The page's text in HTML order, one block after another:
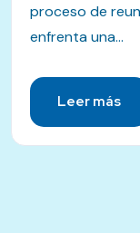
proceso de
enfrenta una...
Leer más